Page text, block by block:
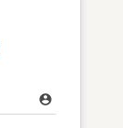
account_circle